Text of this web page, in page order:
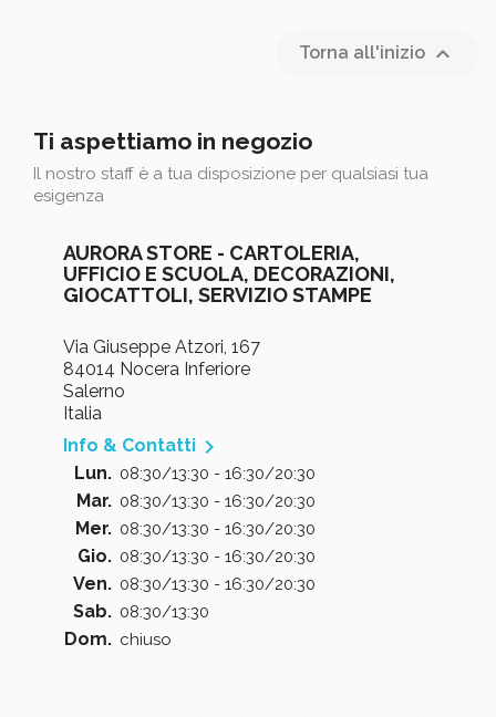
Torna all'inizio 
Ti aspettiamo in negozio
Il nostro staff è a tua disposizione per qualsiasi tua
esigenza
AURORA STORE - CARTOLERIA,
UFFICIO E SCUOLA, DECORAZIONI,
GIOCATTOLI, SERVIZIO STAMPE
Via Giuseppe Atzori, 167
84014 Nocera Inferiore
Salerno
Italia
Info & Contatti 
Lun. 08:30/13:30 - 16:30/20:30
Mar. 08:30/13:30 - 16:30/20:30
Mer. 08:30/13:30 - 16:30/20:30
Gio. 08:30/13:30 - 16:30/20:30
Ven. 08:30/13:30 - 16:30/20:30
Sab. 08:30/13:30
Dom. chiuso